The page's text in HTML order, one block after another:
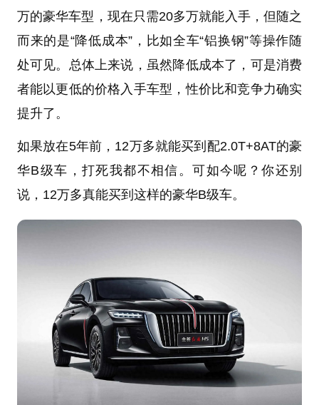
万的豪华车型，现在只需20多万就能入手，但随之
而来的是“降低成本”，比如全车“铝换钢”等操作随
处可见。总体上来说，虽然降低成本了，可是消费
者能以更低的价格入手车型，性价比和竞争力确实
提升了。
如果放在5年前，12万多就能买到配2.0T+8AT的豪
华B级车，打死我都不相信。可如今呢？你还别
说，12万多真能买到这样的豪华B级车。